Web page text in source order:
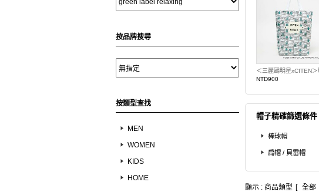
按品牌搜尋
按類型查找
MEN
WOMEN
KIDS
HOME
NTD900
帽子精確篩選條件
棒球帽
扁帽 / 貝雷帽
顯示 : 商品類型 [ 全部